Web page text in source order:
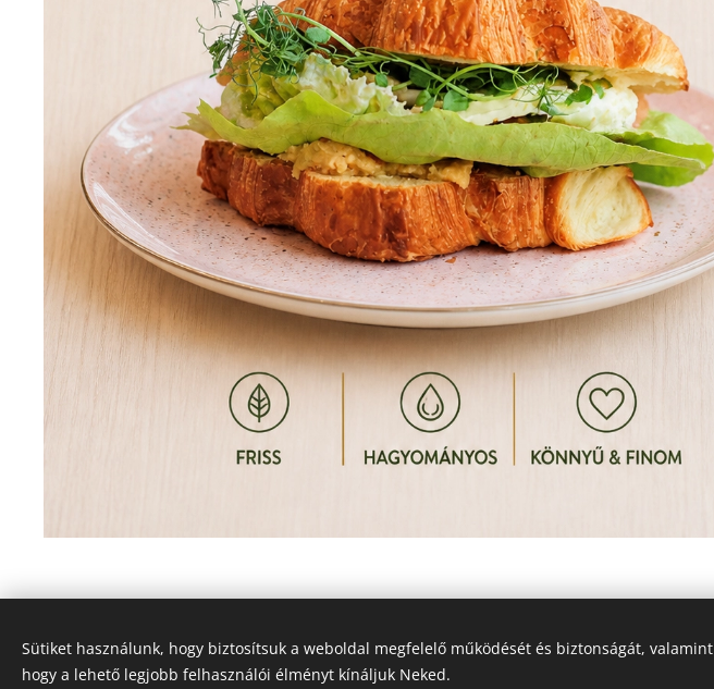
Sütiket használunk, hogy biztosítsuk a weboldal megfelelő működését és biztonságát, valamint
hogy a lehető legjobb felhasználói élményt kínáljuk Neked.